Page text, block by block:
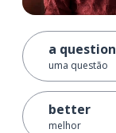
a question
uma questão
better
melhor